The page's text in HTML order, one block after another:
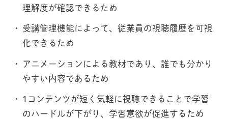
理解度が確認できるため
受講管理機能によって、従業員の視聴履歴を可視
化できるため
アニメーションによる教材であり、誰でも分かり
やすい内容であるため
1コンテンツが短く気軽に視聴できることで学習
のハードルが下がり、学習意欲が促進するため